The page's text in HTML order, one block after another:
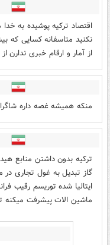
اقتصاد ترکیه پوشیده به
نکنید متاسفانه کسایی که
از آمار و ارقام خبری
منکه همیشه غصه داره
ترکیه بدون داشتن منابع
گاز تبدیل به غول تجاری
ایتالیا شده توریسم رقیب
ماشین الات پیشرفت